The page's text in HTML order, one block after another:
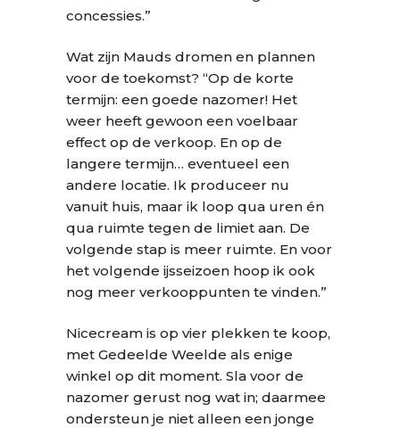
concessies.”
Wat zijn Mauds dromen en plannen
voor de toekomst? “Op de korte
termijn: een goede nazomer! Het
weer heeft gewoon een voelbaar
effect op de verkoop. En op de
langere termijn… eventueel een
andere locatie. Ik produceer nu
vanuit huis, maar ik loop qua uren én
qua ruimte tegen de limiet aan. De
volgende stap is meer ruimte. En voor
het volgende ijsseizoen hoop ik ook
nog meer verkooppunten te vinden.”
Nicecream is op vier plekken te koop,
met Gedeelde Weelde als enige
winkel op dit moment. Sla voor de
nazomer gerust nog wat in; daarmee
ondersteun je niet alleen een jonge